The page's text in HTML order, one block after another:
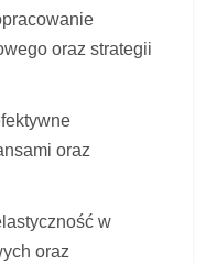
oraz strategii
oraz
w
oraz